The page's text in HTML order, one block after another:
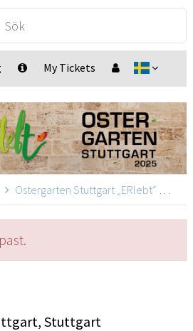
My Tickets
Ostergarten Stuttgart „ERlebt“
Stuttgart